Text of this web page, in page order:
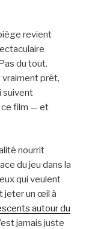
revient
du tout.
vraiment prêt,
suivent
ce film — et
nourrit
du jeu dans la
qui veulent
jeter un œil à
autour du
jamais juste